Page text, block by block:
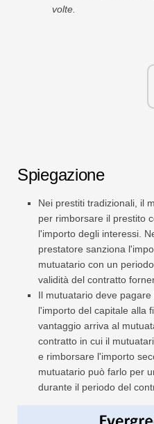
volte.
Spiegazione
Nei prestiti tradizionali, il
per rimborsare il prestito
l'importo degli interessi.
prestatore sanziona
mutuatario con un
validità del contratto
Il mutuatario deve
l'importo del capitale alla
vantaggio arriva al
contratto in cui il
e rimborsare l'importo
mutuatario può farlo per
durante il periodo del